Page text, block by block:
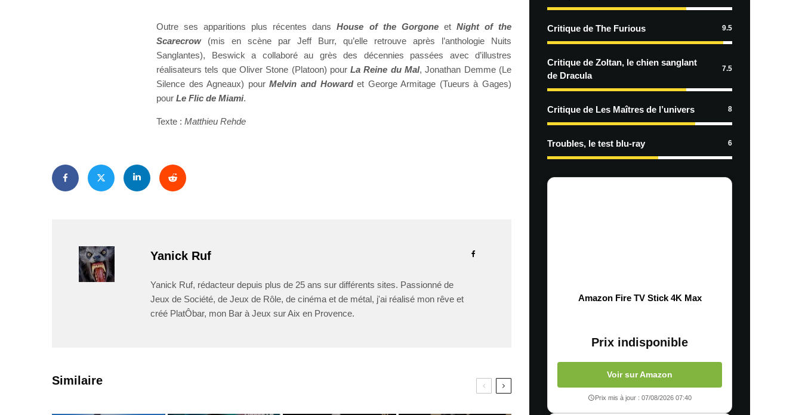
Outre ses apparitions plus récentes dansHouse of the Gorgoneet Night of the
Scarecrow(mis en scène par Jeff Burr, qu’elle retrouve après l’anthologie Nuits
Sanglantes), Beswick a collaboré au grès des décennies passées avec d’illustres
réalisateurs tels que Oliver Stone (Platoon) pourLa Reine du Mal, Jonathan Demme (Le
Silence des Agneaux) pourMelvin and Howardet George Armitage (Tueurs à Gages)
pour Le Flic de Miami.
Texte : Matthieu Rehde
Yanick Ruf
Yanick Ruf, rédacteur depuis plus de 25 ans sur différents sites. Passionné de
Jeux de Société, de Jeux de Rôle, de cinéma et de métal, j'ai réalisé mon rêve et
créé PlatÔbar, mon Bar à Jeux sur Aix en Provence.
Similaire
Critique de The Furious 9.5
Critique de Zoltan, le chien sanglant
de Dracula
7.5
Critique de Les Maîtres de l’univers 8
Troubles, le test blu-ray 6
Amazon Fire TV Stick 4K Max
Prix indisponible
Voir sur Amazon
Prix mis à jour : 07/08/2026 07:40